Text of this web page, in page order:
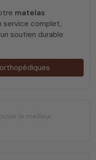
matelas
service complet,
soutien durable
le meilleur